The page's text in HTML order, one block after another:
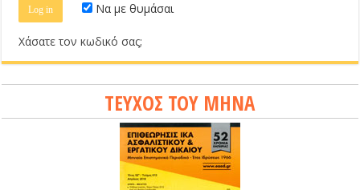
Να με θυμάσαι
Χάσατε τον κωδικό σας;
ΤΕΥΧΟΣ ΤΟΥ ΜΗΝΑ